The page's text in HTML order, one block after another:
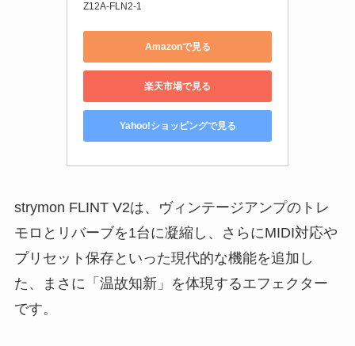
Z12A-FLN2-1
Amazonで見る
楽天市場で見る
Yahoo!ショッピングで見る
strymon FLINT V2は、ヴィンテージアンプのトレ
モロとリバーブを1台に凝縮し、さらにMIDI対応や
プリセット保存といった現代的な機能を追加し
た、まさに「温故知新」を体現するエフェクター
です。